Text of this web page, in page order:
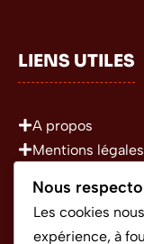
LIENS UTILES
A propos
Mentions légales
Conditions
Nous
Les cookies
expérience, à